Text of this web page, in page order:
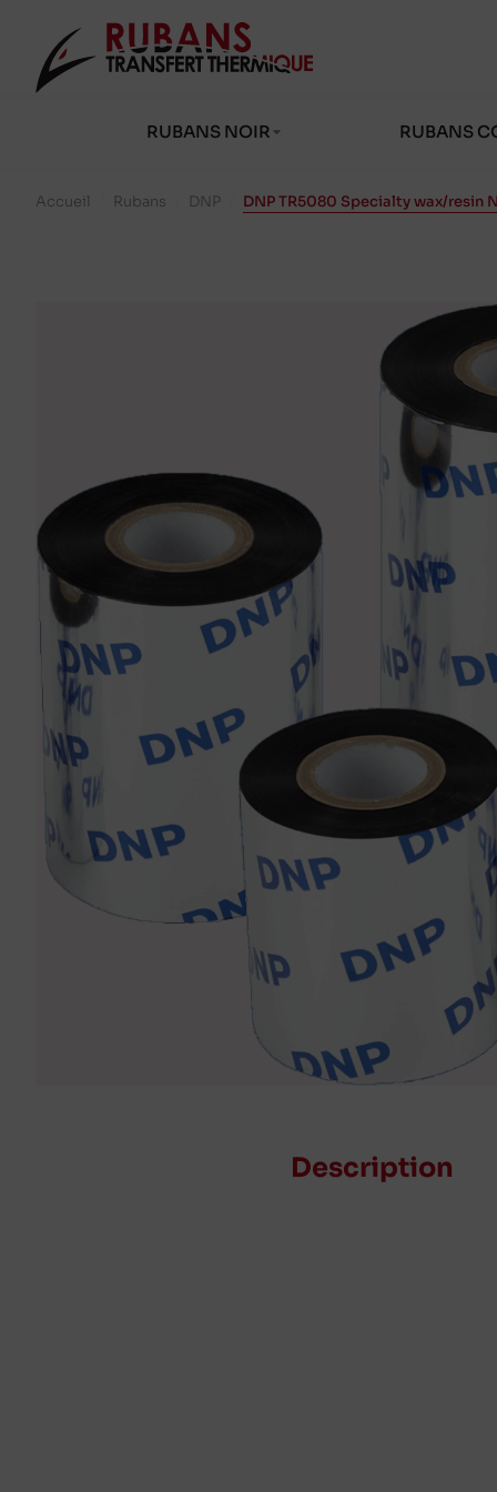
RUBANS NOIR RUBANS
Accueil Rubans DNP DNP TR5080 Specialty wax/resin
Description